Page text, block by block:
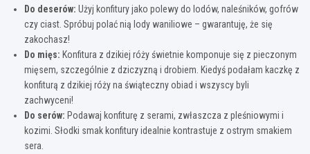
Do deserów: Użyj konfitury jako polewy do lodów, naleśników, gofrów
czy ciast. Spróbuj polać nią lody waniliowe – gwarantuję, że się
zakochasz!
Do mięs: Konfitura z dzikiej róży świetnie komponuje się z pieczonym
mięsem, szczególnie z dziczyzną i drobiem. Kiedyś podałam kaczkę z
konfiturą z dzikiej róży na świąteczny obiad i wszyscy byli
zachwyceni!
Do serów: Podawaj konfiturę z serami, zwłaszcza z pleśniowymi i
kozimi. Słodki smak konfitury idealnie kontrastuje z ostrym smakiem
sera.